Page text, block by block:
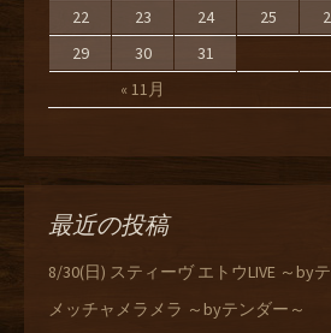
« 11月
22
23 24 25
29
30 31
最近の投稿
8/30(日) スティーヴ エトウLIVE ～by
メッチャメラメラ ～byテンダー～